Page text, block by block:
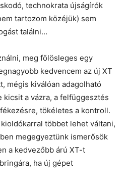
technokrata újságírók
tartozom közéjük) sem
találni…
meg fölösleges egy
kedvencem az új XT
mégis kiválóan adagolható
kicsit a vázra, a felfüggesztés
tökéletes a kontroll.
többet lehet váltani,
megegyeztünk ismerősök
a kedvezőbb árú XT-t
ha új gépet